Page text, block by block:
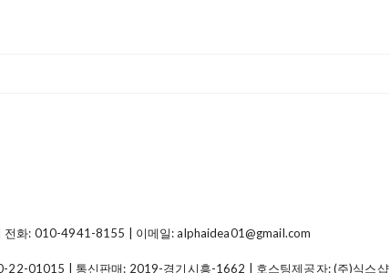
전화: 010-4941-8155 | 이메일: alphaidea01@gmail.com
22-01015 | 통신판매: 2019-경기시흥-1662 | 호스팅제공자: (주)식스샵